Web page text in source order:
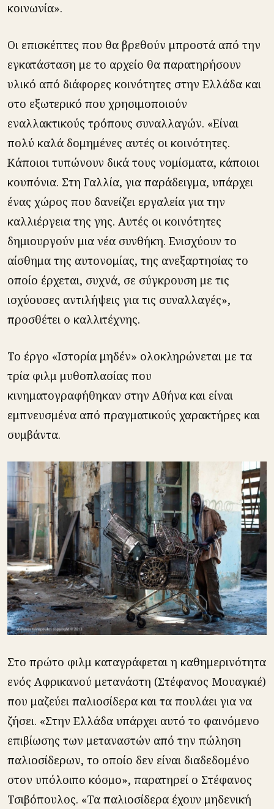
κοινωνία».
Οι επισκέπτες που θα βρεθούν μπροστά από την
εγκατάσταση με το αρχείο θα παρατηρήσουν
υλικό από διάφορες κοινότητες στην Ελλάδα και
στο εξωτερικό που χρησιμοποιούν
εναλλακτικούς τρόπους συναλλαγών. «Είναι
πολύ καλά δομημένες αυτές οι κοινότητες.
Κάποιοι τυπώνουν δικά τους νομίσματα, κάποιοι
κουπόνια. Στη Γαλλία, για παράδειγμα, υπάρχει
ένας χώρος που δανείζει εργαλεία για την
καλλιέργεια της γης. Αυτές οι κοινότητες
δημιουργούν μια νέα συνθήκη. Ενισχύουν το
αίσθημα της αυτονομίας, της ανεξαρτησίας το
οποίο έρχεται, συχνά, σε σύγκρουση με τις
ισχύουσες αντιλήψεις για τις συναλλαγές»,
προσθέτει ο καλλιτέχνης.
To έργο «Ιστορία μηδέν» ολοκληρώνεται με τα
τρία φιλμ μυθοπλασίας που
κινηματογραφήθηκαν στην Αθήνα και είναι
εμπνευσμένα από πραγματικούς χαρακτήρες και
συμβάντα.
Στο πρώτο φιλμ καταγράφεται η καθημερινότητα
ενός Αφρικανού μετανάστη (Στέφανος Μουαγκιέ)
που μαζεύει παλιοσίδερα και τα πουλάει για να
ζήσει. «Στην Ελλάδα υπάρχει αυτό το φαινόμενο
επιβίωσης των μεταναστών από την πώληση
παλιοσίδερων, το οποίο δεν είναι διαδεδομένο
στον υπόλοιπο κόσμο», παρατηρεί ο Στέφανος
Τσιβόπουλος. «Τα παλιοσίδερα έχουν μηδενική